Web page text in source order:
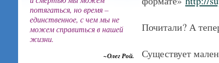
Почитали? А
Существует
потягаться, но время –
единственное, с чем мы не
можем справиться в нашей
жизни.
~Олег Рой.